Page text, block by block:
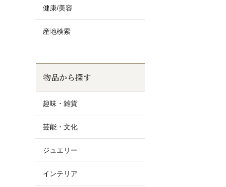
健康/美容
産地検索
物品から探す
趣味・雑貨
芸能・文化
ジュエリー
インテリア